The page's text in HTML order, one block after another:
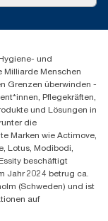
GmbH und
Milliarde Menschen
Grenzen überwinden -
Pflegekräften,
und Lösungen in
die
Marken wie Actimove,
Lotus, Modibodi,
beschäftigt
Jahr 2024 betrug ca.
(Schweden) und ist
auf